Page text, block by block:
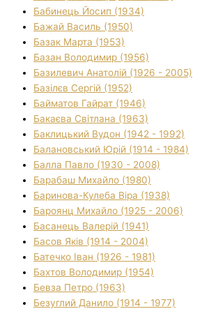
Бабинець Йосип (1934)
Бажай Василь (1950)
Базак Марта (1953)
Базан Володимир (1956)
Базилевич Анатолій (1926 - 2005)
Базілєв Сергій (1952)
Байматов Гайрат (1946)
Бакаєва Світлана (1963)
Баклицький Вудон (1942 - 1992)
Балановський Юрій (1914 - 1984)
Балла Павло (1930 - 2008)
Барабаш Михайло (1980)
Баринова-Кулеба Віра (1938)
Бароянц Михайло (1925 - 2006)
Басанець Валерій (1941)
Басов Яків (1914 - 2004)
Батечко Іван (1926 - 1981)
Бахтов Володимир (1954)
Бевза Петро (1963)
Безуглий Данило (1914 - 1977)